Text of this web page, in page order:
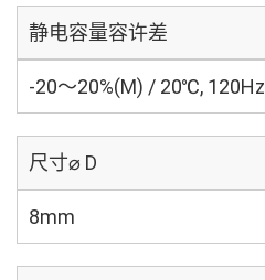
静电容量容许差
-20～20%(M) / 20℃, 120Hz
尺寸⌀ D
8mm